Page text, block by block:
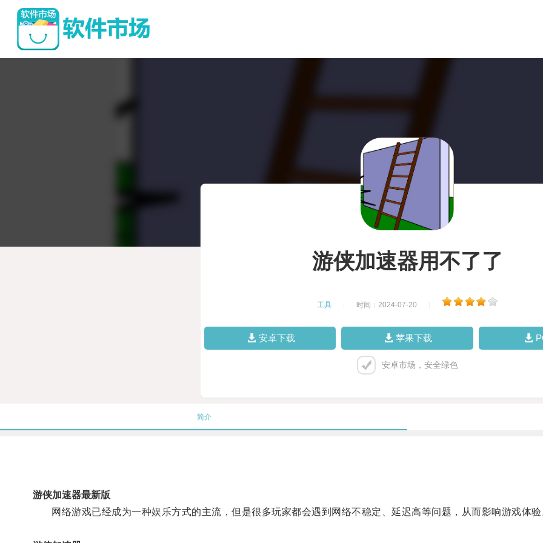
游侠加速器用不了了
工具 时间：2024-07-20
安卓下载 苹果下载
安卓市场，安全绿色
简介
游侠加速器最新版
网络游戏已经成为一种娱乐方式的主流，但是很多玩家都会遇到网络不稳定、延迟高等问题，从而影响游戏体验